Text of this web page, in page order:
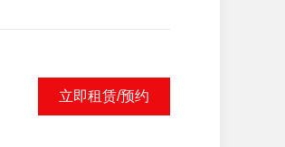
立即租赁/预约